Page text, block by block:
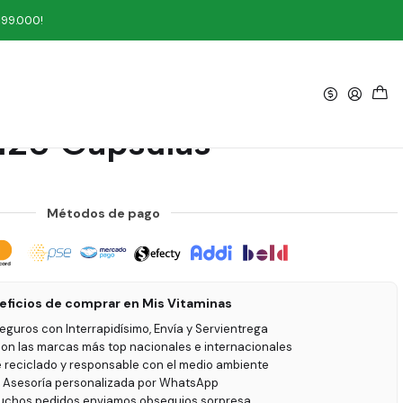
500 mg Now Foods
Capsulas
Métodos de pago
de comprar en Mis Vitaminas
con Interrapidísimo, Envía y Servientrega
las marcas más top nacionales e internacionales
reciclado y responsable con el medio ambiente
Asesoría personalizada por WhatsApp